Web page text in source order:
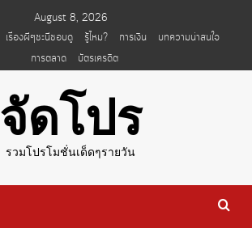
August 8, 2026
เรื่องผีๆชะนีชอบดู รู้ไหม? การเงิน
บทความน่าสนใจ
การตลาด
บัตรเครดิต
จัดโปร
รวมโปรโมชั่นเด็ดๆรายวัน